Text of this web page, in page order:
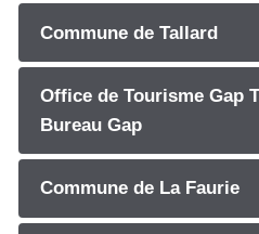
Commune de Tallard
Office de Tourisme Gap
Bureau Gap
Commune de La Faurie